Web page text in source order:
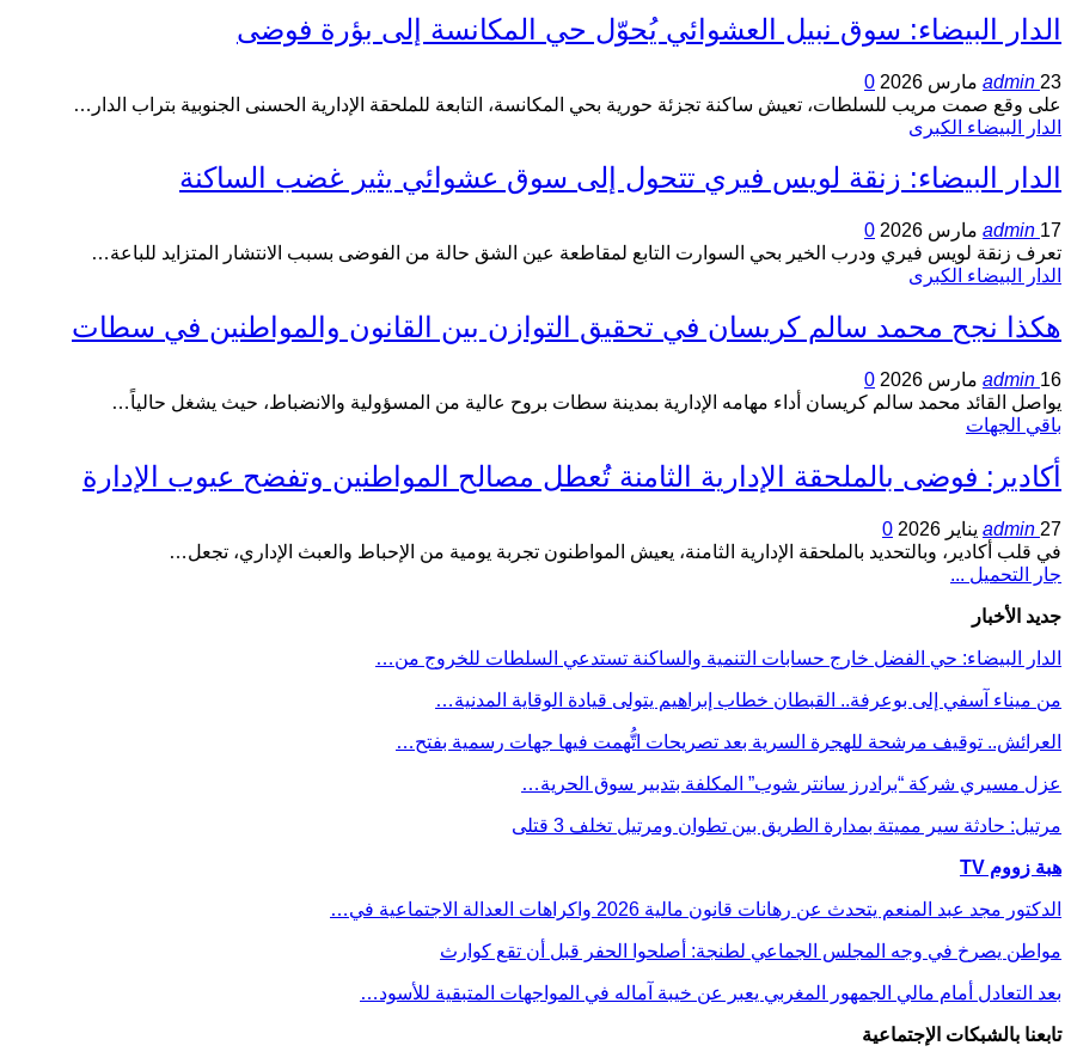
الدار البيضاء: سوق نبيل العشوائي يُحوّل حي المكانسة إلى بؤرة فوضى
admin 23 مارس 2026
0
على وقع صمت مريب للسلطات، تعيش ساكنة تجزئة حورية بحي المكانسة، التابعة للملحقة الإدارية الحسنى الجنوبية بتراب الدار…
الدار البيضاء الكبرى
الدار البيضاء: زنقة لويس فيري تتحول إلى سوق عشوائي يثير غضب الساكنة
admin 17 مارس 2026
0
تعرف زنقة لويس فيري ودرب الخير بحي السوارت التابع لمقاطعة عين الشق حالة من الفوضى بسبب الانتشار المتزايد للباعة…
الدار البيضاء الكبرى
هكذا نجح محمد سالم كريسان في تحقيق التوازن بين القانون والمواطنين في سطات
admin 16 مارس 2026
0
يواصل القائد محمد سالم كريسان أداء مهامه الإدارية بمدينة سطات بروح عالية من المسؤولية والانضباط، حيث يشغل حالياً…
باقي الجهات
أكادير: فوضى بالملحقة الإدارية الثامنة تُعطل مصالح المواطنين وتفضح عيوب الإدارة
admin 27 يناير 2026
0
في قلب أكادير، وبالتحديد بالملحقة الإدارية الثامنة، يعيش المواطنون تجربة يومية من الإحباط والعبث الإداري، تجعل…
جار التحميل ...
جديد الأخبار
الدار البيضاء: حي الفضل خارج حسابات التنمية والساكنة تستدعي السلطات للخروج من…
من ميناء آسفي إلى بوعرفة.. القبطان خطاب إبراهيم يتولى قيادة الوقاية المدنية…
العرائش.. توقيف مرشحة للهجرة السرية بعد تصريحات اتُّهمت فيها جهات رسمية بفتح…
عزل مسيري شركة “برادرز سانتر شوب” المكلفة بتدبير سوق الحرية…
مرتيل: حادثة سير مميتة بمدارة الطريق بين تطوان ومرتيل تخلف 3 قتلى
هبة زووم TV
الدكتور مجد عبد المنعم يتحدث عن رهانات قانون مالية 2026 واكراهات العدالة الاجتماعية في…
مواطن يصرخ في وجه المجلس الجماعي لطنجة: أصلحوا الحفر قبل أن تقع كوارث
بعد التعادل أمام مالي الجمهور المغربي يعبر عن خيبة آماله في المواجهات المتبقية للأسود…
تابعنا بالشبكات الإجتماعية